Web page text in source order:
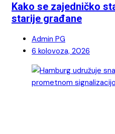
Kako se zajedničko
starije građane
Admin PG
6 kolovoza, 2026